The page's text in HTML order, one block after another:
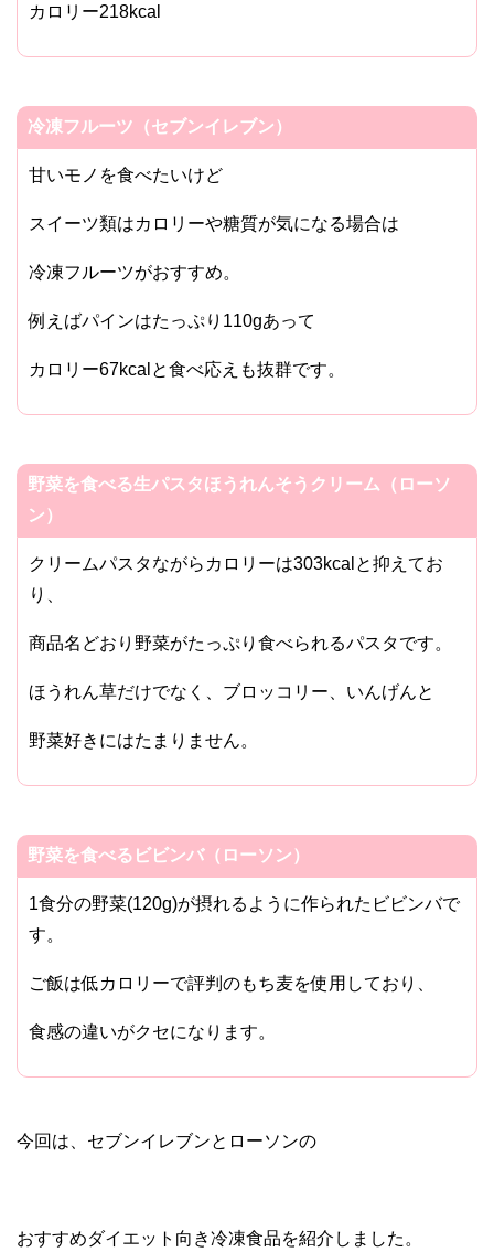
カロリー218kcal
冷凍フルーツ（セブンイレブン）
甘いモノを食べたいけど
スイーツ類はカロリーや糖質が気になる場合は
冷凍フルーツがおすすめ。
例えばパインはたっぷり110gあって
カロリー67kcalと食べ応えも抜群です。
野菜を食べる生パスタほうれんそうクリーム（ローソ
ン）
クリームパスタながらカロリーは303kcalと抑えてお
り、
商品名どおり野菜がたっぷり食べられるパスタです。
ほうれん草だけでなく、ブロッコリー、いんげんと
野菜好きにはたまりません。
野菜を食べるビビンバ（ローソン）
1食分の野菜(120g)が摂れるように作られたビビンバで
す。
ご飯は低カロリーで評判のもち麦を使用しており、
食感の違いがクセになります。
今回は、セブンイレブンとローソンの
おすすめダイエット向き冷凍食品を紹介しました。